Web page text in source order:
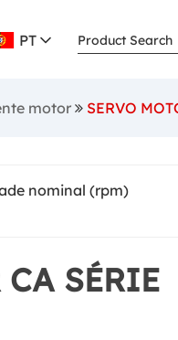
PT
motor SERVO
nominal (rpm)
CA SÉRIE